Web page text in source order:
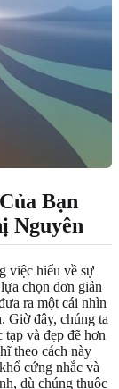
Bạn
Nguyên
việc hiểu về sự
chọn đơn giản
ra một cái nhìn
Giờ đây, chúng ta
và đẹp đẽ hơn
theo cách này
cứng nhắc và
dù chúng thuộc